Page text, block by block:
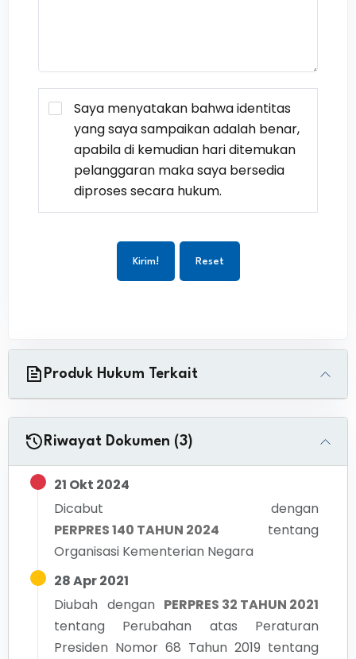
Saya menyatakan bahwa identitas
yang saya sampaikan adalah benar,
apabila di kemudian hari ditemukan
pelanggaran maka saya bersedia
diproses secara hukum.
Kirim! Reset
Produk Hukum Terkait
Riwayat Dokumen (3)
21 Okt 2024
Dicabut dengan
PERPRES 140 TAHUN 2024
tentang
Organisasi Kementerian Negara
28 Apr 2021
Diubah dengan PERPRES 32 TAHUN 2021
tentang Perubahan atas Peraturan
Presiden Nomor 68 Tahun 2019 tentang